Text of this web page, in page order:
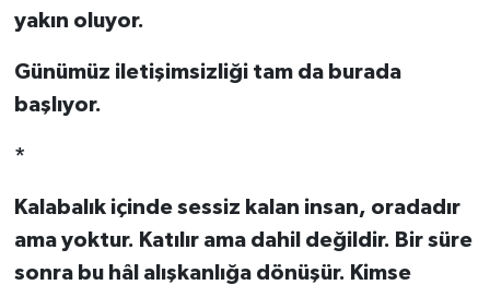
yakın oluyor.
Günümüz iletişimsizliği tam da burada
başlıyor.
*
Kalabalık içinde sessiz kalan insan, oradadır
ama yoktur. Katılır ama dahil değildir. Bir süre
sonra bu hâl alışkanlığa dönüşür. Kimse